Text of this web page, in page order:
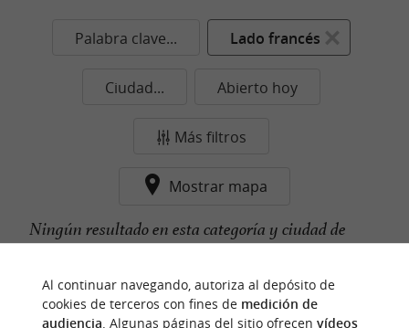
Palabra clave... Lado francés
Ciudad... Abierto hoy
Más filtros
Mostrar mapa
Ningún resultado en esta categoría y ciudad de
Al continuar navegando, autoriza al depósito de
cookies de terceros con fines de medición de
audiencia . Algunas páginas del sitio ofrecen vídeos